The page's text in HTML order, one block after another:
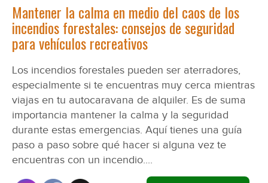
Mantener la calma en medio del caos de los
incendios forestales: consejos de seguridad
para vehículos recreativos
Los incendios forestales pueden ser aterradores,
especialmente si te encuentras muy cerca mientras
viajas en tu autocaravana de alquiler. Es de suma
importancia mantener la calma y la seguridad
durante estas emergencias. Aquí tienes una guía
paso a paso sobre qué hacer si alguna vez te
encuentras con un incendio....